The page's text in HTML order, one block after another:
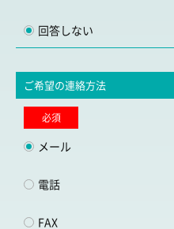
回答しない
ご希望の連絡方法
必須
メール
電話
FAX